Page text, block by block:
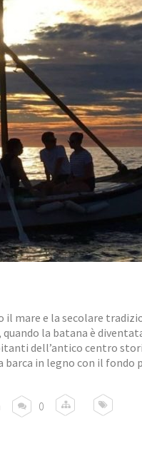
mare e la secolare
la batana è
dell’antico centro
barca in legno con il fondo
0